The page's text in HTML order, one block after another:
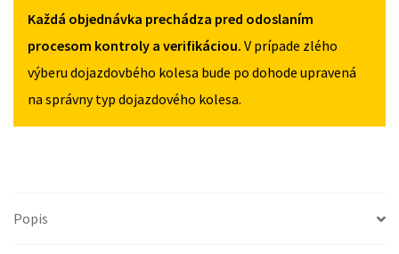
VAN
(FACELIFT)
Každá objednávka prechádza pred odoslaním
procesom kontroly a verifikáciou. V prípade zlého
výberu dojazdovbého kolesa bude po dohode upravená
na správny typ dojazdového kolesa.
Popis